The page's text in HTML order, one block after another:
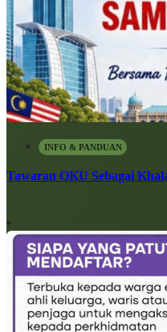
INFO & PANDUAN
Tawaran OKU Sebagai